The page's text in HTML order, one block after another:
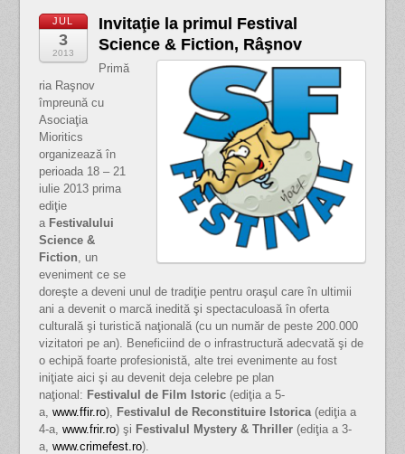
JUL
3
2013
Invitaţie la primul Festival
Science & Ficti on, Râşnov
Primă
ria Raşnov
împreună cu
Asociaţia
Mioritics
organizează în
perioada 18 – 21
iulie 2013 prima
ediţie
a Festivalului
Science &
Fiction , un
eveniment ce se
doreşte a deveni unul de tradiţie pentru oraşul care în ultimii
ani a devenit o marcă inedită şi spectaculoasă în oferta
culturală şi turistică naţională (cu un număr de peste 200.000
vizitatori pe an). Beneficiind de o infrastructură adecvată şi de
o echipă foarte profesionistă, alte trei evenimente au fost
iniţiate aici şi au devenit deja celebre pe plan
naţional: Festivalul de Film Istoric(ediţia a 5-
a, www.ffir.ro), Festivalul de Reconstituire Istorica(ediţia a
4-a, www.frir.ro) şi Festivalul Mystery & Thriller(ediţia a 3-
a, www.crimefest.ro).